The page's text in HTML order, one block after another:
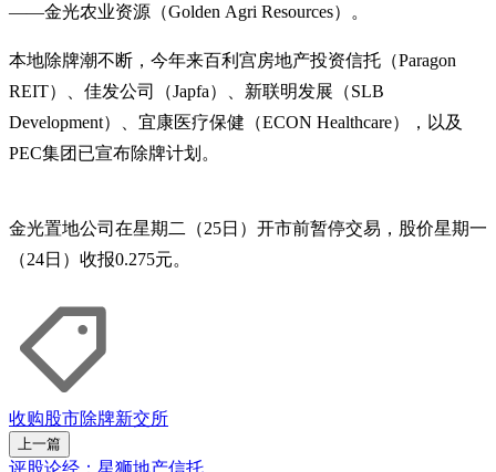
——金光农业资源（Golden Agri Resources）。
本地除牌潮不断，今年来百利宫房地产投资信托（Paragon
REIT）、佳发公司（Japfa）、新联明发展（SLB
Development）、宜康医疗保健（ECON Healthcare），以及
PEC集团已宣布除牌计划。
金光置地公司在星期二（25日）开市前暂停交易，股价星期一
（24日）收报0.275元。
收购股市除牌新交所
上一篇
评股论经：星狮地产信托